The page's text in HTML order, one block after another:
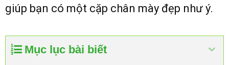
giúp bạn có một cặp chân mày đẹp như ý.
Mục lục bài biết